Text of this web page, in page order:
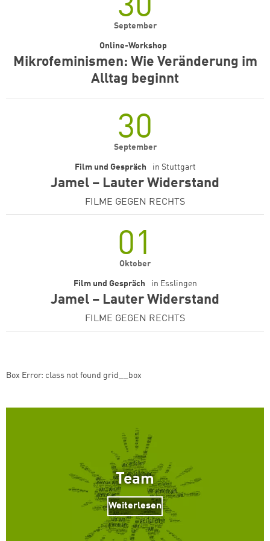
30
September
Mikrofeminismen: Wie Veränderung im
Alltag beginnt
Online-Workshop
30
September
Jamel – Lauter Widerstand
Film und Gespräch in Stuttgart
FILME GEGEN RECHTS
01
Oktober
Jamel – Lauter Widerstand
Film und Gespräch in Esslingen
FILME GEGEN RECHTS
Box Error: class not found grid__box
Team
Weiterlesen